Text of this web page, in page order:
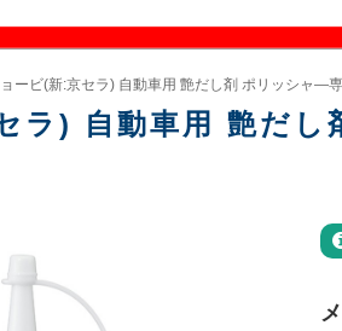
ョービ(新:京セラ) 自動車用 艶だし剤 ポリッシャ―
ラ) 自動車用 艶だ